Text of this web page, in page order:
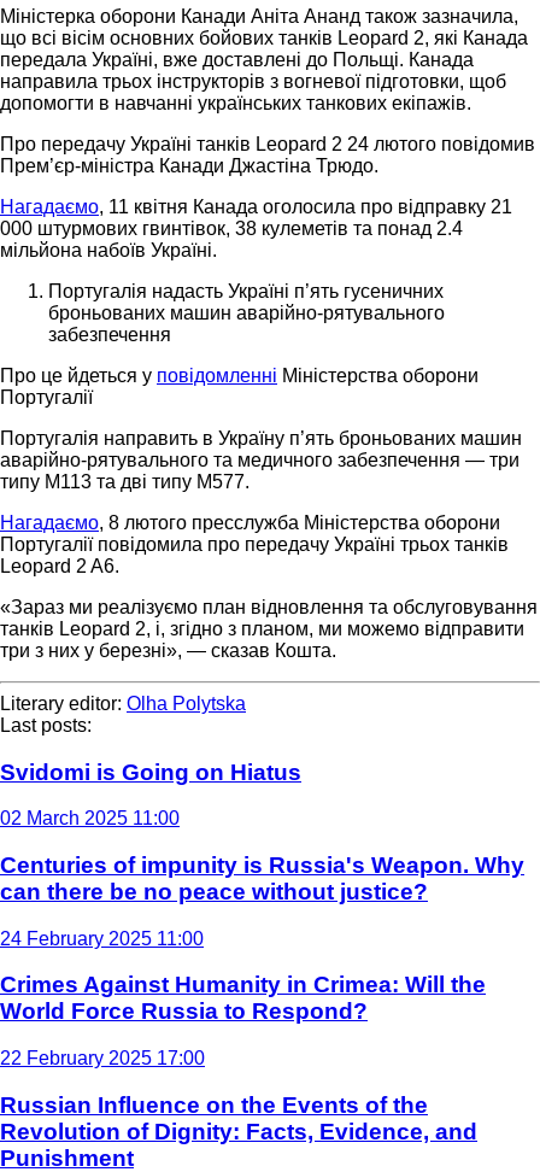
Міністерка оборони Канади Аніта Ананд також зазначила,
що всі вісім основних бойових танків Leopard 2, які Канада
передала Україні, вже доставлені до Польщі. Канада
направила трьох інструкторів з вогневої підготовки, щоб
допомогти в навчанні українських танкових екіпажів.
Про передачу Україні танків Leopard 2 24 лютого повідомив
Прем’єр-міністра Канади Джастіна Трюдо.
Нагадаємо, 11 квітня Канада оголосила про відправку 21
000 штурмових гвинтівок, 38 кулеметів та понад 2.4
мільйона набоїв Україні.
Португалія надасть Україні п’ять гусеничних
броньованих машин аварійно-рятувального
забезпечення
Про це йдеться у повідомленні Міністерства оборони
Португалії
Португалія направить в Україну п’ять броньованих машин
аварійно-рятувального та медичного забезпечення — три
типу М113 та дві типу М577.
Нагадаємо, 8 лютого пресслужба Міністерства оборони
Португалії повідомила про передачу Україні трьох танків
Leopard 2 A6.
«Зараз ми реалізуємо план відновлення та обслуговування
танків Leopard 2, і, згідно з планом, ми можемо відправити
три з них у березні», — сказав Кошта.
Literary editor: Olha Polytska
Last posts:
Svidomi is Going on Hiatus
02 March 2025 11:00
Centuries of impunity is Russia's Weapon. Why
can there be no peace without justice?
24 February 2025 11:00
Crimes Against Humanity in Crimea: Will the
World Force Russia to Respond?
22 February 2025 17:00
Russian Influence on the Events of the
Revolution of Dignity: Facts, Evidence, and
Punishment